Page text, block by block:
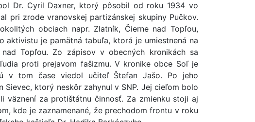
Dr. Cyril Daxner, ktorý pôsobil od roku 1934 vo
pri zrode vranovskej partizánskej skupiny Pučkov.
obciach napr. Zlatník, Čierne nad Topľou,
aktivistu je pamätná tabuľa, ktorá je umiestnená na
Topľou. Zo zápisov v obecných kronikách sa
proti prejavom fašizmu. V kronike obce Soľ je
v tom čase viedol učiteľ Štefan Jašo. Po jeho
ktorý neskôr zahynul v SNP. Jej cieľom bolo
väznení za protištátnu činnosť. Za zmienku stoji aj
kde je zaznamenané, že prechodom frontu v roku